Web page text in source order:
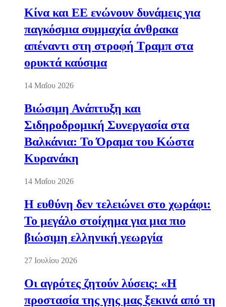
Κίνα και ΕΕ ενώνουν δυνάμεις για
παγκόσμια συμμαχία άνθρακα
απέναντι στη στροφή Τραμπ στα
ορυκτά καύσιμα
14 Μαΐου 2026
Βιώσιμη Ανάπτυξη και
Σιδηροδρομική Συνεργασία στα
Βαλκάνια: Το Όραμα του Κώστα
Κυρανάκη
14 Μαΐου 2026
Η ευθύνη δεν τελειώνει στο χωράφι:
Το μεγάλο στοίχημα για μια πιο
βιώσιμη ελληνική γεωργία
27 Ιουλίου 2026
Οι αγρότες ζητούν λύσεις: «Η
προστασία της γης μας ξεκινά από τη